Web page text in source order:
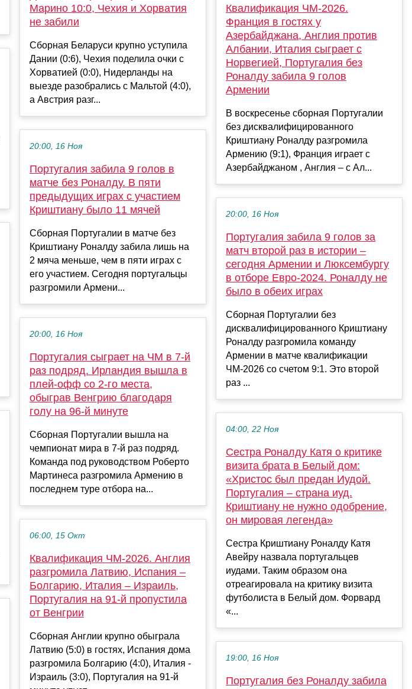
Марино 10:0, Чехия и Хорватия
не забили
Сборная Беларуси крупно уступила
Дании (0:6), Чехия поделила очки с
Хорватией (0:0), Нидерланды на
выезде разобрались с Мальтой (4:0),
а Австрия разг...
20:00, 16 Ноя
Португалия забила 9 голов в
матче без Роналду. В пяти
предыдущих играх с участием
Криштиану было 11 мячей
Сборная Португалии в матче без
Криштиану Роналду забила лишь на
2 мяча меньше, чем в пяти играх с
его участием. Сегодня португальцы
разгромили Армени...
20:00, 16 Ноя
Португалия сыграет на ЧМ в 7-й
раз подряд. Ирландия вышла в
плей-офф со 2-го места,
обыграв Венгрию благодаря
голу на 96-й минуте
Сборная Португалии вышла на
чемпионат мира в 7-й раз подряд.
Команда под руководством Роберто
Мартинеса разгромила Армению в
последнем туре отбора на...
06:00, 15 Окт
Квалификация ЧМ-2026. Англия
разгромила Латвию, Испания –
Болгарию, Италия – Израиль,
Португалия на 91-й пропустила
от Венгрии
Сборная Англии крупно обыграла
Латвию (5:0) в гостях, Испания дома
разгромила Болгарию (4:0), Италия -
Израиль (3:0), Португалия на 91-й
Квалификация ЧМ-2026.
Франция в гостях у
Азербайджана, Англия против
Албании, Италия сыграет с
Норвегией, Португалия без
Роналду забила 9 голов
Армении
В воскресенье сборная Португалии
без дисквалифицированного
Криштиану Роналду разгромила
Армению (9:1), Франция играет с
Азербайджаном , Англия – с Ал...
20:00, 16 Ноя
Португалия забила 9 голов за
матч второй раз в истории –
сегодня Армении и Люксембургу
в отборе Евро-2024. Роналду не
было в обеих играх
Сборная Португалии без
дисквалифицированного Криштиану
Роналду разгромила команду
Армении в матче квалификации
ЧМ-2026 со счетом 9:1. Это второй
раз ...
04:00, 22 Ноя
Сестра Роналду Катя о критике
визита брата в Белый дом:
«Христос был предан Иудой.
Португалия – страна иуд.
Криштиану не нужно одобрение,
он мировая легенда»
Сестра Криштиану Роналду Катя
Авейру назвала португальцев
иудами. Таким образом она
отреагировала на критику визита
футболиста в Белый дом. Форвард
«...
19:00, 16 Ноя
Португалия без Роналду забила